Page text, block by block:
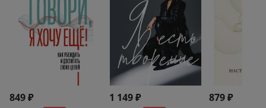
849 ₽ 1 149 ₽ 879 ₽